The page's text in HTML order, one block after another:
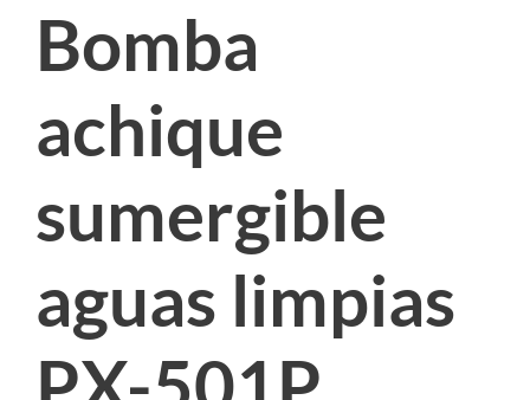
Bomba
achique
sumergible
aguas limpias